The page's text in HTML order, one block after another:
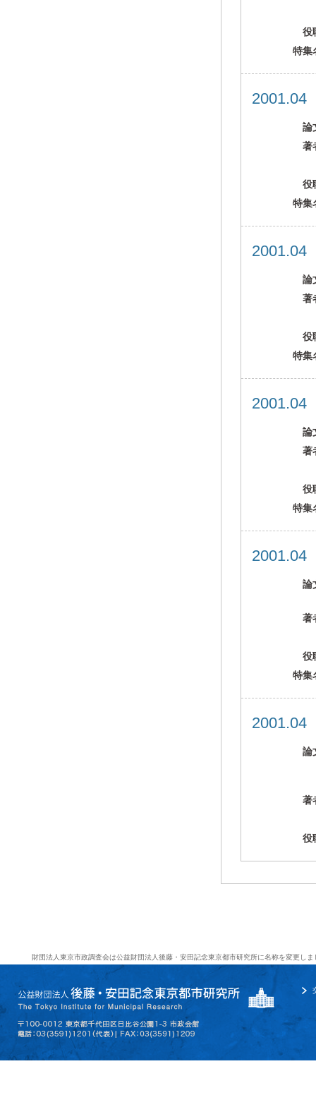
役
特集
論
著
役
特集
論
著
役
特集
論
著
役
特集
論
著
役
特集
論
著
役
財団法人東京市政調査会は公益財団法人後藤・安田記念東京都市研究所に名称を変更しま